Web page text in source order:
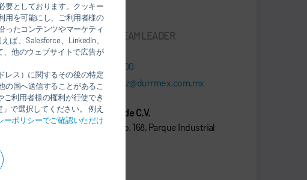
要としております。クッキー
用を可能にし、ご利用者様の
ったコンテンツやマーケティ
、Salesforce、LinkedIn、
、他のウェブサイトで広告が
レス）に関するその後の特定
の国へ送信することがあるこ
利用者様の権利が行使でき
で選択してください。 例え
ーポリシーでご確認いただけ
Yuriko Martínez
SALES SUPPORT TEAM LEADER
+52 442 516 7900
yuriko.martinez@durrmex.com.mx
Dürr de México S.A de C.V.
Avenida La Noria No. 168, Parque Industrial